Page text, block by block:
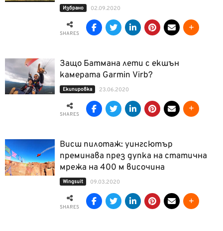
Избрано 02.09.2020
SHARES
Защо Батмана лети с екшън
камерата Garmin Virb?
Екипировка 23.06.2020
SHARES
Висш пилотаж: уингсютър
преминава през дупка на статична
мрежа на 400 м височина
Wingsuit 09.03.2020
SHARES